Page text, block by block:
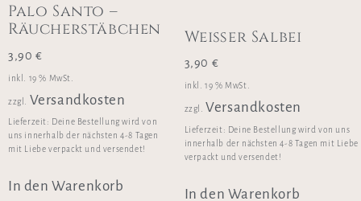
Palo Santo –
Räucherstäbchen
3,90 €
inkl. 19 % MwSt.
zzgl. Versandkosten
Lieferzeit: Deine Bestellung wird von
uns innerhalb der nächsten 4-8 Tagen
mit Liebe verpackt und versendet!
In den Warenkorb
Weißer Salbei
3,90 €
inkl. 19 % MwSt.
zzgl. Versandkosten
Lieferzeit: Deine Bestellung wird von uns
innerhalb der nächsten 4-8 Tagen mit Liebe
verpackt und versendet!
In den Warenkorb